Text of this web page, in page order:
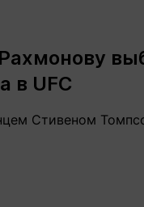
в UFC
Стивеном